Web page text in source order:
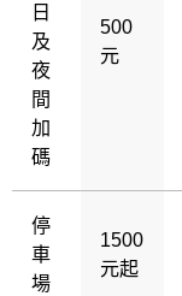
日
及
夜
間
加
碼
500
元
停
車
場
1500
元起